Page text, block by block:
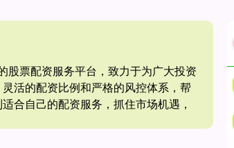
股票配资服务平台，致力于为广大投资
活的配资比例和严格的风控体系，帮
合自己的配资服务，抓住市场机遇，